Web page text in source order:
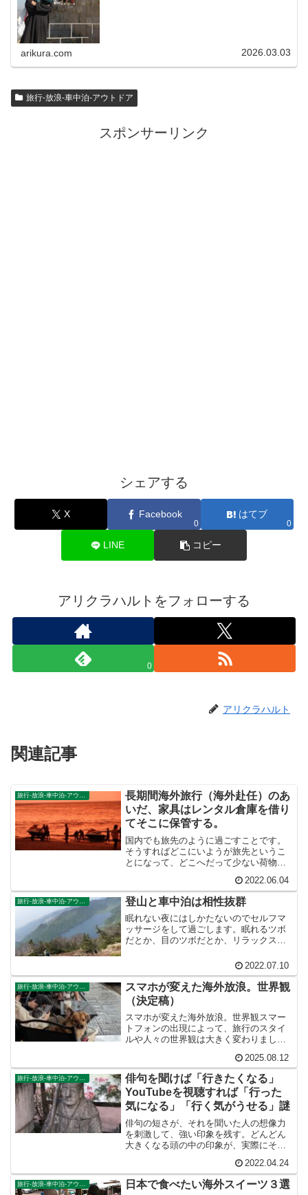
arikura.com 2026.03.03
旅行-放浪-車中泊-アウトドア
スポンサーリンク
シェアする
X Facebook
0
はてブ
0
LINE コピー
アリクラハルトをフォローする
0
アリクラハルト
関連記事
旅行-放浪-車中泊-アウトドア
長期間海外旅行（海外赴任）のあ
いだ、家具はレンタル倉庫を借り
てそこに保管する。
国内でも旅先のように過ごすことです。
そうすればどこにいようが旅先というこ
とになって、どこへだって少ない荷物で
家具付き賃貸住宅に住むことです。日本
国内でも、海外でも家具付きの物件は存
在します。自分の家具をもたなければ、
軽々とどこへでも移動することができま
す。
2022.06.04
登山と車中泊は相性抜群
眠れない夜にはしかたないのでセルフマ
ッサージをして過ごします。眠れるツボ
だとか、目のツボだとか、リラックスで
がカラッポになり、いつのまにか眠れま
す。っていうか必死に眠ります。
2022.07.10
スマホが変えた海外放浪。世界観
（決定稿）
スマホが変えた海外放浪。世界観スマー
トフォンの出現によって、旅行のスタイ
ルや人々の世界観は大きく変わりまし
で安宿街を嗅ぎまわって探すスタイルよ
りも、スマホで探して予約した方が簡
単・確実で、しかも安い宿が探...
2025.08.12
旅行-放浪-車中泊-アウトドア
俳句を聞けば「行きたくなる」
YouTubeを視聴すれば「行った
気になる」「行く気がうせる」謎
俳句の短さが、それを聞いた人の想像力
を刺激して、強い印象を残す。どんどん
大きくなる頭の中の印象が、実際にその
るのです。だから俳句を読んで、旅立つ
人がたくさんいるのでしょう。
2022.04.24
日本で食べたい海外スイーツ３選